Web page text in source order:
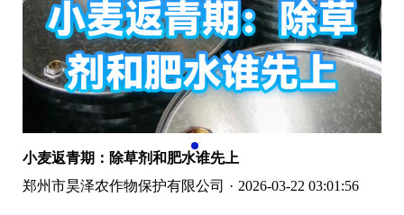
小麦返青期：除草剂和肥水谁先上
郑州市昊泽农作物保护有限公司 · 2026-03-22 03:01:56